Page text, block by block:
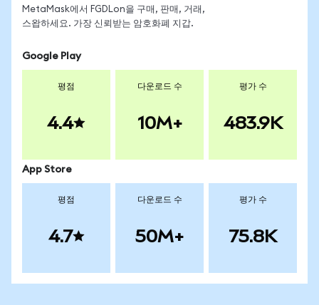
MetaMask에서 FGDLon을 구매, 판매, 거래,
스왑하세요. 가장 신뢰받는 암호화폐 지갑.
Google Play
평점
4.4
다운로드 수
10M+
평가 수
483.9K
App Store
평점
4.7
다운로드 수
50M+
평가 수
75.8K